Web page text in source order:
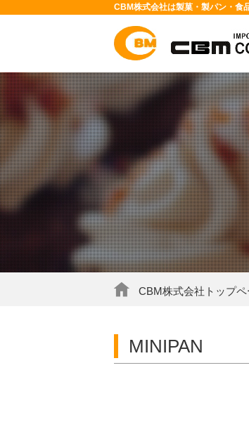
CBM株式会社は製菓・製パン・食
CBM株式会社トップペ
MINIPAN